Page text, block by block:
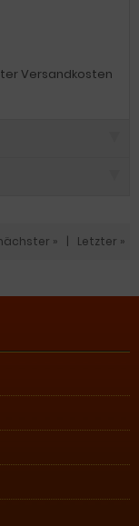
Versandkosten
» Letzter »